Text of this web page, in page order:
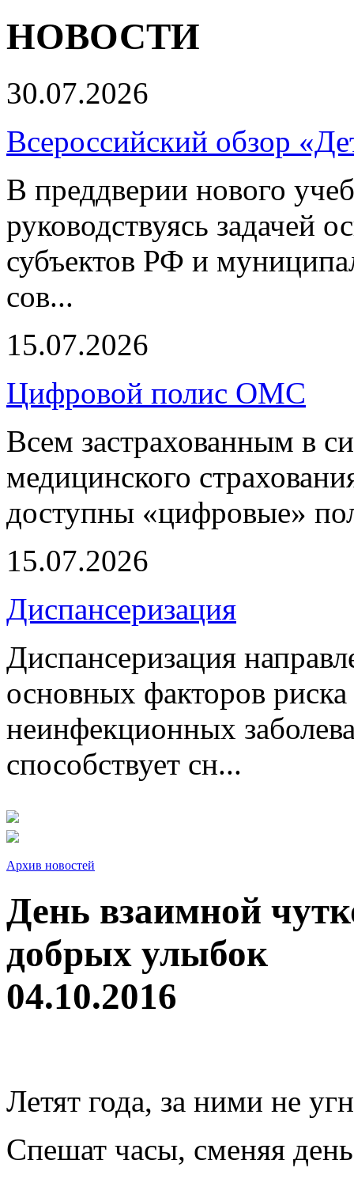
НОВОСТИ
30.07.2026
Всероссийский обзор
В преддверии нового
руководствуясь задачей
субъектов РФ и
сов...
15.07.2026
Цифровой полис ОМС
Всем застрахованным в
медицинского
доступны «цифровые»
15.07.2026
Диспансеризация
Диспансеризация
основных факторов
неинфекционных
способствует сн...
Архив новостей
День взаимной
добрых улыбок
04.10.2016
Летят года, за ними не
Спешат часы, сменяя